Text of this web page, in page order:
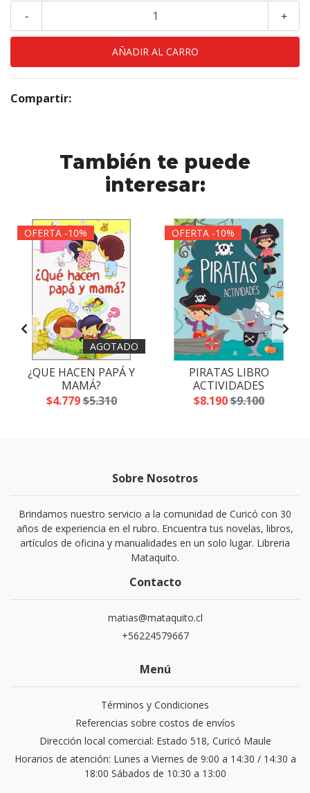
+
-
Compartir:
También te puede
interesar:
OFERTA -10%
AGOTADO
¿QUE HACEN PAPÁ Y
MAMÁ?
$4.779$5.310
OFERTA -10%
PIRATAS LIBRO
ACTIVIDADES
$8.190$9.100
Sobre Nosotros
Brindamos nuestro servicio a la comunidad de Curicó con 30
años de experiencia en el rubro. Encuentra tus novelas, libros,
artículos de oficina y manualidades en un solo lugar. Libreria
Mataquito.
Contacto
matias@mataquito.cl
+56224579667
Menú
Términos y Condiciones
Referencias sobre costos de envíos
Dirección local comercial: Estado 518, Curicó Maule
Horarios de atención: Lunes a Viernes de 9:00 a 14:30 / 14:30 a
18:00 Sábados de 10:30 a 13:00